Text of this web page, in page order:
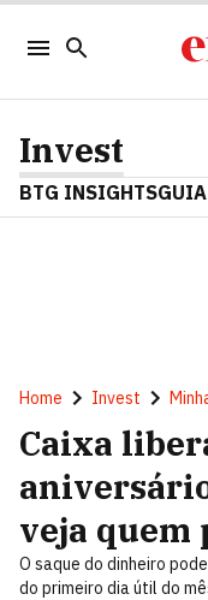
Invest
BTG INSIGHTS
Home Invest
Caixa
veja quem
O saque do dinheiro
do primeiro dia útil do